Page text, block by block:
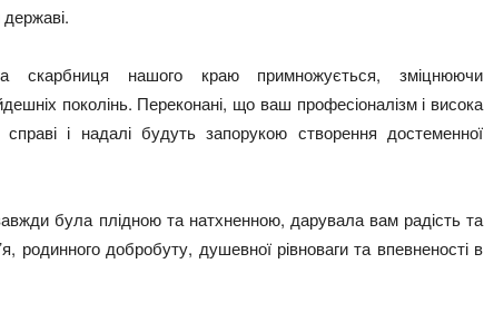
скарбниця нашого краю примножується, зміцнюючи
поколінь. Переконані, що ваш професіоналізм і висока
справі і надалі будуть запорукою створення достеменної
була плідною та натхненною, дарувала вам радість та
родинного добробуту, душевної рівноваги та впевненості в